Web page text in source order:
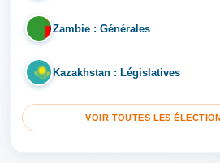
ZA Zambie : Générales
KA Kazakhstan : Législatives
VOIR TOUTES LES